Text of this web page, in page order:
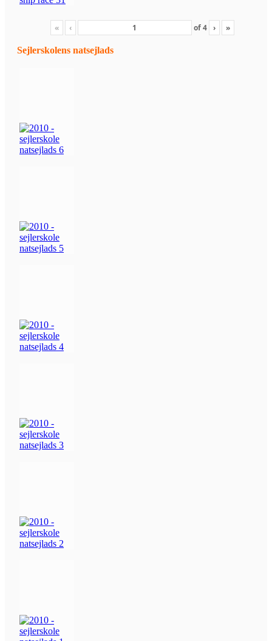
« ‹ of4 › »
Sejlerskolens natsejlads